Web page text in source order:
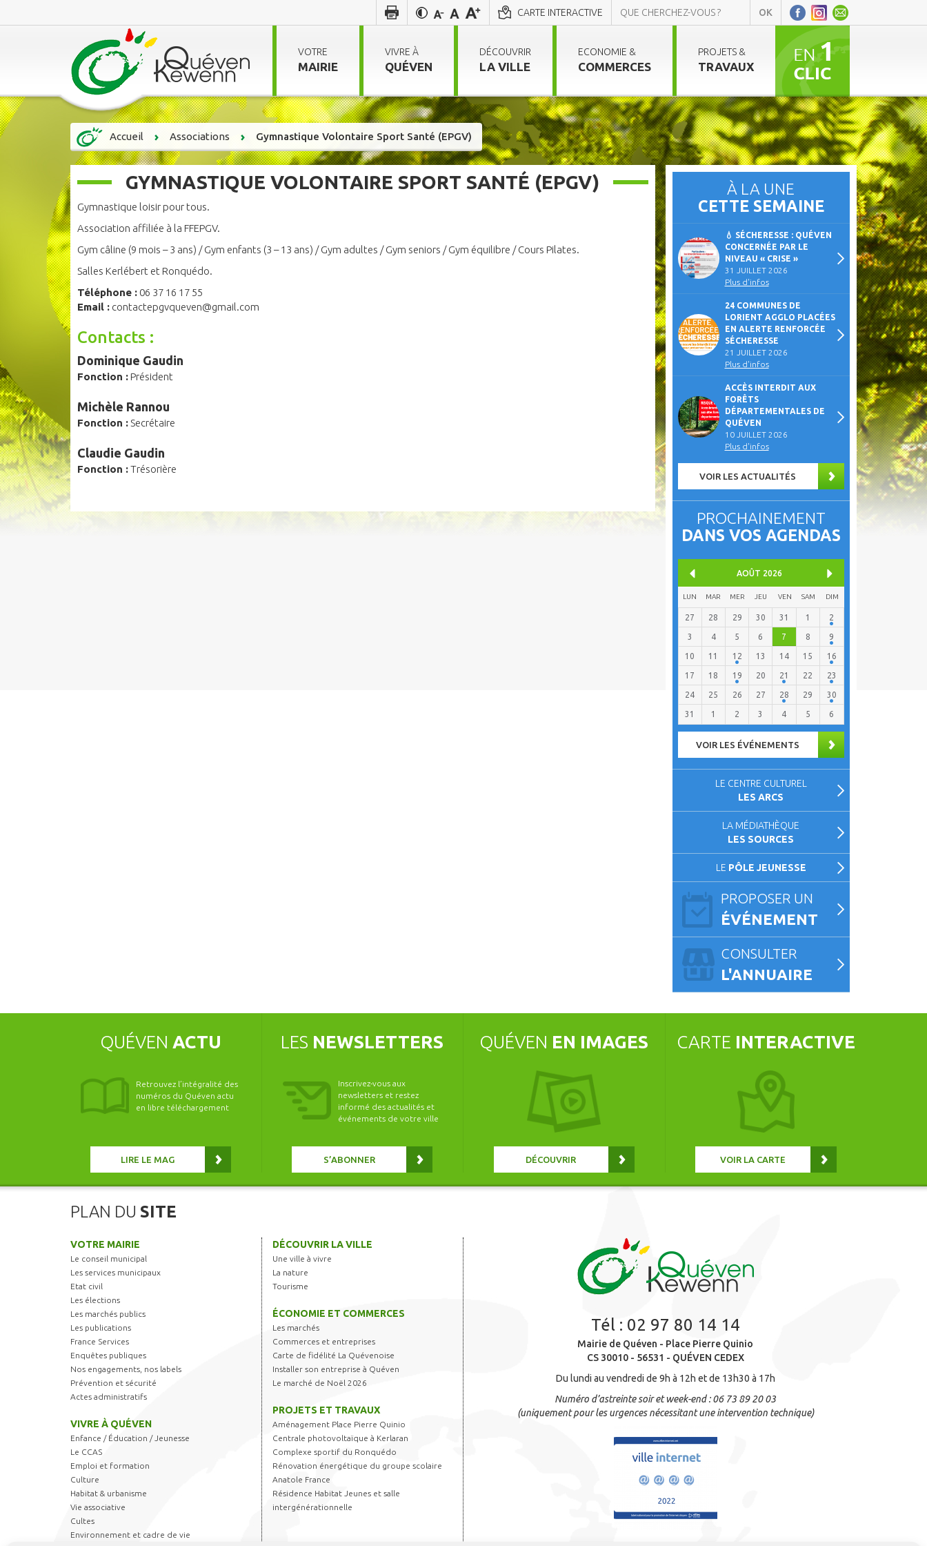
CARTE INTERACTIVE
VOTRE
MAIRIE
VIVRE À
QUÉVEN
DÉCOUVRIR
LA VILLE
ECONOMIE &
COMMERCES
PROJETS &
TRAVAUX
Accueil Associations Gymnastique Volontaire Sport Santé (EPGV)
À LA UNE
CETTE SEMAINE
💧 SÉCHERESSE : QUÉVEN
CONCERNÉE PAR LE
NIVEAU « CRISE »
31 JUILLET 2026
Plus d'infos
24 COMMUNES DE
LORIENT AGGLO PLACÉES
EN ALERTE RENFORCÉE
SÉCHERESSE
21 JUILLET 2026
Plus d'infos
ACCÈS INTERDIT AUX
FORÊTS
DÉPARTEMENTALES DE
QUÉVEN
10 JUILLET 2026
Plus d'infos
VOIR LES ACTUALITÉS
PROCHAINEMENT
DANS VOS AGENDAS
AOÛT 2026
LUN MAR MER JEU VEN SAM DIM
27 28 29 30 31 1 2
3 4 5 6 7 8 9
10 11 12 13 14 15 16
17 18 19 20 21 22 23
24 25 26 27 28 29 30
31 1 2 3 4 5 6
VOIR LES ÉVÉNEMENTS
LE CENTRE CULTUREL
LES ARCS
LA MÉDIATHÈQUE
LES SOURCES
LE PÔLE JEUNESSE
PROPOSER UN
ÉVÉNEMENT
CONSULTER
L'ANNUAIRE
GYMNASTIQUE VOLONTAIRE SPORT SANTÉ (EPGV)
Gymnastique loisir pour tous.
Association affiliée à la FFEPGV.
Gym câline (9 mois – 3 ans) / Gym enfants (3 – 13 ans) / Gym adultes / Gym seniors / Gym équilibre / Cours Pilates.
Salles Kerlébert et Ronquédo.
Téléphone : 06 37 16 17 55
Email : contactepgvqueven@gmail.com
Contacts :
Dominique Gaudin
Fonction : Président
Michèle Rannou
Fonction : Secrétaire
Claudie Gaudin
Fonction :Trésorière
QUÉVEN ACTU
Retrouvez l’intégralité des
numéros du Quéven actu
en libre téléchargement
LIRE LE MAG
LES NEWSLETTERS
Inscrivez-vous aux
newsletters et restez
informé des actualités et
événements de votre ville
S’ABONNER
QUÉVEN EN IMAGES
DÉCOUVRIR
CARTE INTERACTIVE
VOIR LA CARTE
PLAN DU SITE
VOTRE MAIRIE
Le conseil municipal
Les services municipaux
Etat civil
Les élections
Les marchés publics
Les publications
France Services
Enquêtes publiques
Nos engagements, nos labels
Prévention et sécurité
Actes administratifs
VIVRE À QUÉVEN
Enfance / Éducation / Jeunesse
Le CCAS
Emploi et formation
Culture
Habitat & urbanisme
Vie associative
Cultes
Environnement et cadre de vie
DÉCOUVRIR LA VILLE
Une ville à vivre
La nature
Tourisme
ÉCONOMIE ET COMMERCES
Les marchés
Commerces et entreprises
Carte de fidélité La Quévenoise
Installer son entreprise à Quéven
Le marché de Noël 2026
PROJETS ET TRAVAUX
Aménagement Place Pierre Quinio
Centrale photovoltaïque à Kerlaran
Complexe sportif du Ronquédo
Rénovation énergétique du groupe scolaire
Anatole France
Résidence Habitat Jeunes et salle
intergénérationnelle
Tél : 02 97 80 14 14
Mairie de Quéven - Place Pierre Quinio
CS 30010 - 56531 - QUÉVEN CEDEX
Du lundi au vendredi de 9h à 12h et de 13h30 à 17h
Numéro d’astreinte soir et week-end : 06 73 89 20 03
(uniquement pour les urgences nécessitant une intervention technique)